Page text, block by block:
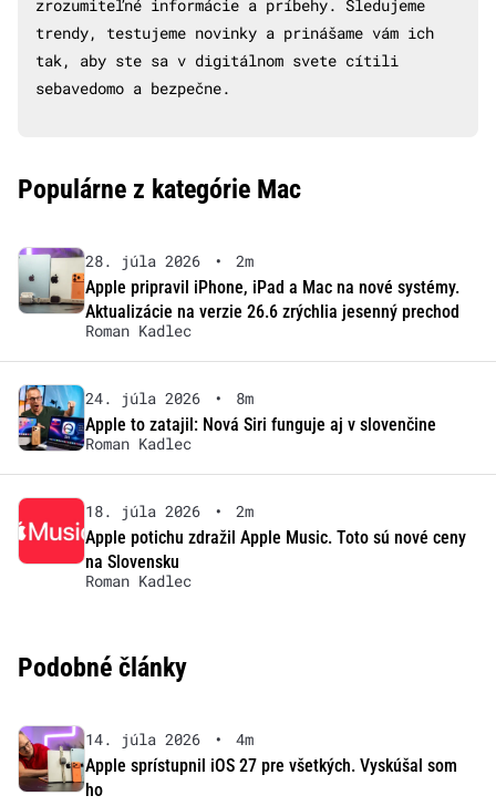
zrozumiteľné informácie a príbehy. Sledujeme
trendy, testujeme novinky a prinášame vám ich
tak, aby ste sa v digitálnom svete cítili
sebavedomo a bezpečne.
Populárne z kategórie Mac
28. júla 2026 •
2m
Apple pripravil iPhone, iPad a Mac na nové systémy.
Aktualizácie na verzie 26.6 zrýchlia jesenný prechod
Roman Kadlec
24. júla 2026 •
8m
Apple to zatajil: Nová Siri funguje aj v slovenčine
Roman Kadlec
18. júla 2026 •
2m
Apple potichu zdražil Apple Music. Toto sú nové ceny
na Slovensku
Roman Kadlec
Podobné články
14. júla 2026 •
4m
Apple sprístupnil iOS 27 pre všetkých. Vyskúšal som
ho